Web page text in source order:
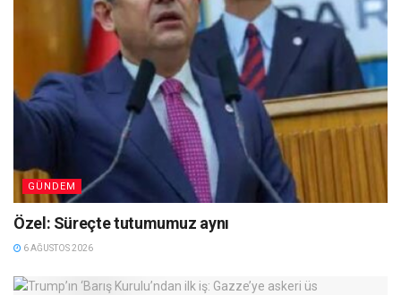
GÜNDEM
Özel: Süreçte tutumumuz aynı
6 AĞUSTOS 2026